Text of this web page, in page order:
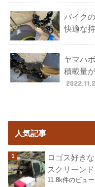
バイク
快適な
ヤマハ
積載量
人気記事
ロゴス好き
スクリーン
11.8k件のビュー